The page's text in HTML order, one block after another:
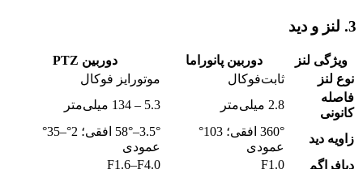
3. لنز و دید
ویژگی لنز دوربین پانوراما
دوربین PTZ
نوع لنز
ثابت‌فوکال
موتورایز فوکال
فاصله
کانونی
2.8 میلی‌متر 5.3 – 134 میلی‌متر
زاویه دید
360° افقی؛ 103°
عمودی
3.5°–58° افقی؛ 2°–35°
عمودی
دیافراگم
F1.0
F1.6–F4.0